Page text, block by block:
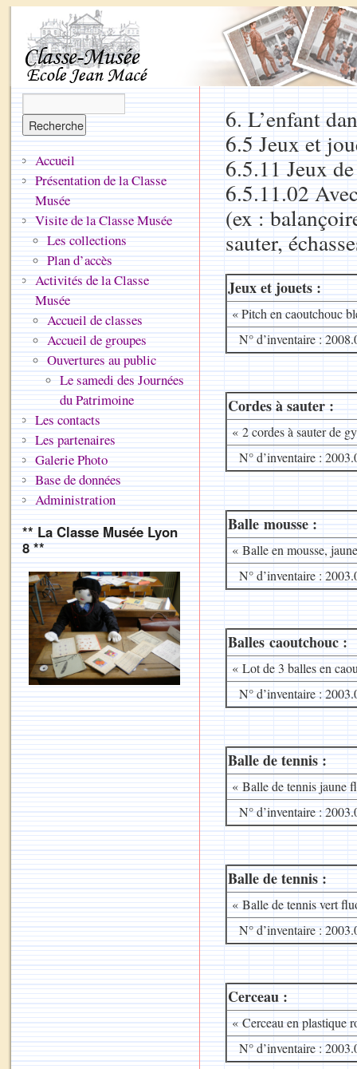
6. L’enfant
6.5 Jeux et
6.5.11 Jeux
6.5.11.02
(ex :
sauter,
Jeux et jouets :
« Pitch en caoutchouc
N° d’inventaire :
Cordes à sauter :
« 2 cordes à sauter de
N° d’inventaire :
Balle mousse :
« Balle en mousse,
N° d’inventaire :
Balles caoutchouc :
« Lot de 3 balles en
N° d’inventaire :
Balle de tennis :
« Balle de tennis jaune
N° d’inventaire :
Balle de tennis :
« Balle de tennis vert
N° d’inventaire :
Cerceau :
« Cerceau en plastique
N° d’inventaire :
Accueil
Présentation de la Classe
Musée
Visite de la Classe Musée
Les collections
Plan d’accès
Activités de la Classe
Musée
Accueil de classes
Accueil de groupes
Ouvertures au public
Le samedi des Journées
du Patrimoine
Les contacts
Les partenaires
Galerie Photo
Base de données
Administration
** La Classe Musée Lyon
8 **